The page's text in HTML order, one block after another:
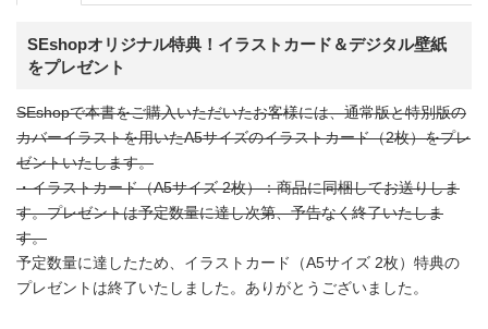
SEshopオリジナル特典！イラストカード＆デジタル壁紙
をプレゼント
SEshopで本書をご購入いただいたお客様には、通常版と特別版の
カバーイラストを用いたA5サイズのイラストカード（2枚）をプレ
ゼントいたします。
・イラストカード（A5サイズ 2枚）：商品に同梱してお送りしま
す。プレゼントは予定数量に達し次第、予告なく終了いたしま
す。
予定数量に達したため、イラストカード（A5サイズ 2枚）特典の
プレゼントは終了いたしました。ありがとうございました。